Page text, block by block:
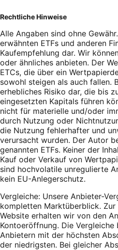
Rechtliche Hinweise
Alle Angaben sind ohne
erwähnten ETFs und anderen
Kaufempfehlung dar. Wir
oder ähnliches anbieten. Der
ETCs, die über ein
sowohl steigen als auch fallen.
erhebliches Risiko dar, die bis
eingesetzten Kapitals führen
nicht für materielle und/oder
durch Nutzung oder
die Nutzung fehlerhafter und
verursacht wurden. Der Autor
genannten ETFs. Keiner der
Kauf oder Verkauf von
sind hochvolatile unregulierte
kein EU-Anlegerschutz.
Vergleiche: Unsere Anbieter-
kompletten Marktüberblick. Zur
Website erhalten wir von den
Kontoeröffnung. Die Vergleiche
Anbietern mit der höchsten
der niedrigsten. Bei gleicher